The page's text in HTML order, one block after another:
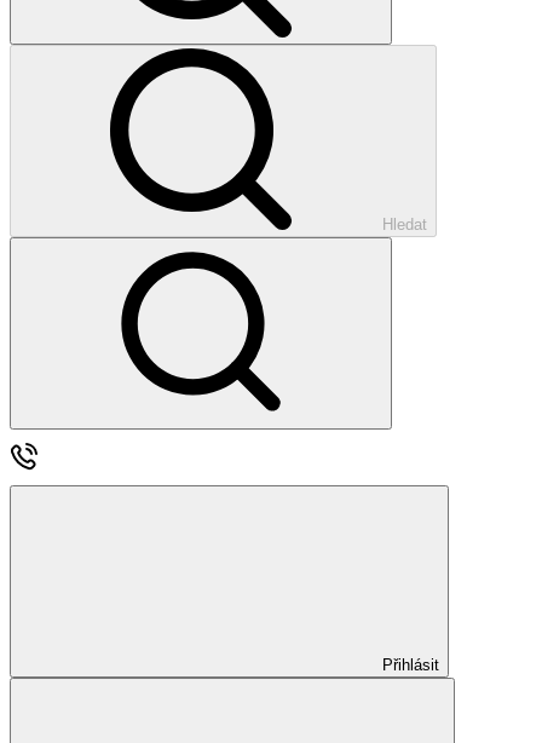
Hledat
Přihlásit